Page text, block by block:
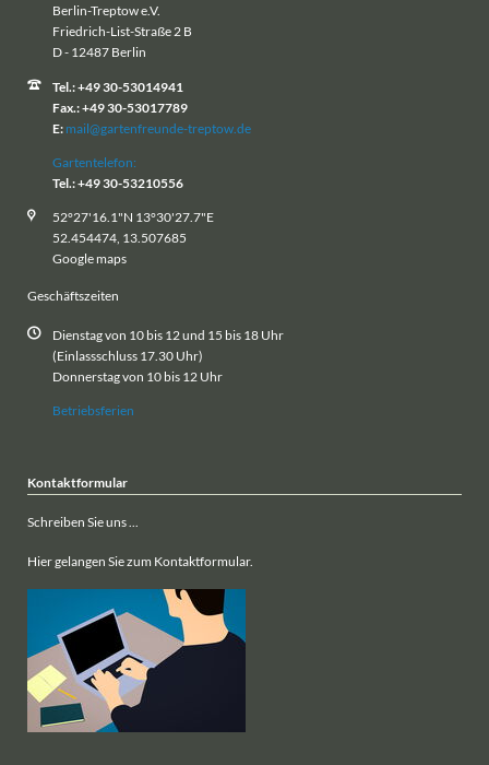
Berlin-Treptow e.V.
Friedrich-List-Straße 2 B
D - 12487 Berlin
Tel.: +49 30-53014941
Fax.: +49 30-53017789
E: mail@gartenfreunde-treptow.de
Gartentelefon:
Tel.: +49 30-53210556
52°27'16.1"N 13°30'27.7"E
52.454474, 13.507685
Google maps
Geschäftszeiten
Dienstag von 10 bis 12 und 15 bis 18 Uhr
(Einlassschluss 17.30 Uhr)
Donnerstag von 10 bis 12 Uhr
Betriebsferien
Kontaktformular
Schreiben Sie uns ...
Hier gelangen Sie zum Kontaktformular.